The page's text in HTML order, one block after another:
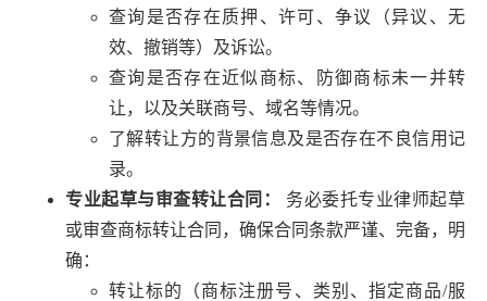
查询是否存在质押、许可、争议（异议、无
效、撤销等）及诉讼。
查询是否存在近似商标、防御商标未一并转
让，以及关联商号、域名等情况。
了解转让方的背景信息及是否存在不良信用记
录。
专业起草与审查转让合同：
务必委托专业律师起草
或审查商标转让合同，确保合同条款严谨、完备，明
确：
转让标的（商标注册号、类别、指定商品/服